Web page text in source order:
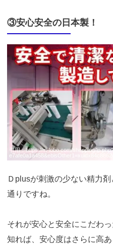
③安心安全の日本製！
引用：https://m-lobo.com/shopping/
Ｄplusが刺激の少ない精力
通りですね。
それが安心と安全にこだわ
知れば、安心度はさらに高